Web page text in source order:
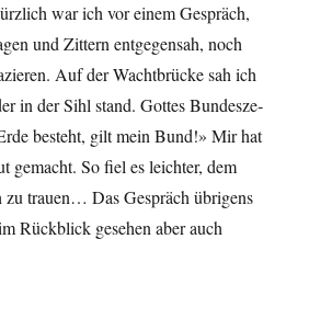
war ich vor einem Gespräch,
und Zit­tern ent­ge­gen­sah, noch
Auf der Wacht­brücke sah ich
in der Sihl stand. Gottes Bun­desze­
beste­ht, gilt mein Bund!» Mir hat
gemacht. So fiel es leichter, dem
zu trauen… Das Gespräch übri­gens
Rück­blick gese­hen aber auch